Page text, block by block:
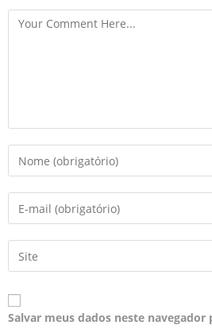
Salvar meus dados neste